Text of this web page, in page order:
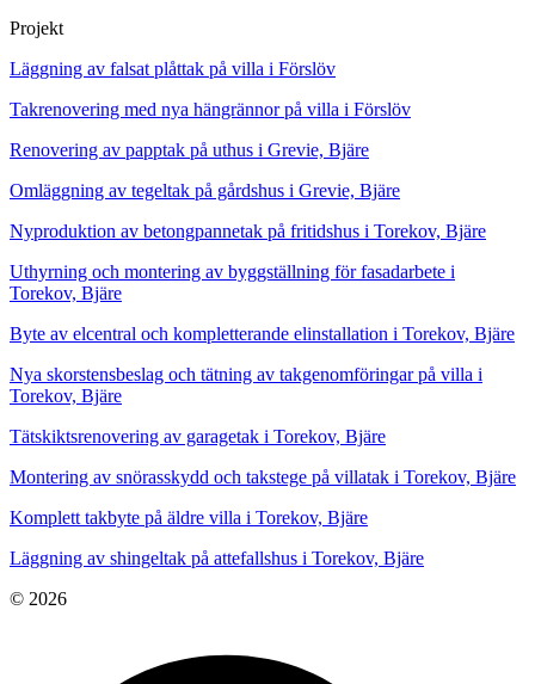
Projekt
Läggning av falsat plåttak på villa i Förslöv
Takrenovering med nya hängrännor på villa i Förslöv
Renovering av papptak på uthus i Grevie, Bjäre
Omläggning av tegeltak på gårdshus i Grevie, Bjäre
Nyproduktion av betongpannetak på fritidshus i Torekov, Bjäre
Uthyrning och montering av byggställning för fasadarbete i
Torekov, Bjäre
Byte av elcentral och kompletterande elinstallation i Torekov, Bjäre
Nya skorstensbeslag och tätning av takgenomföringar på villa i
Torekov, Bjäre
Tätskiktsrenovering av garagetak i Torekov, Bjäre
Montering av snörasskydd och takstege på villatak i Torekov, Bjäre
Komplett takbyte på äldre villa i Torekov, Bjäre
Läggning av shingeltak på attefallshus i Torekov, Bjäre
© 2026